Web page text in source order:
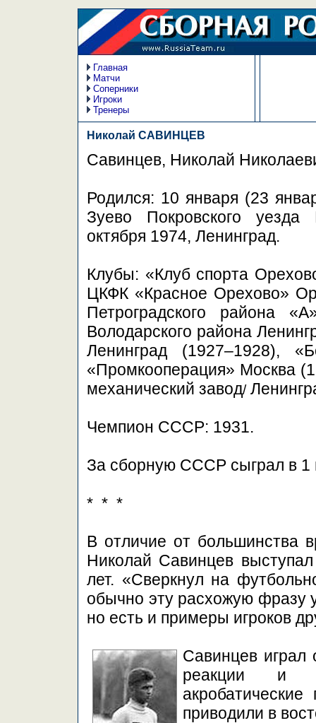
Главная
Матчи
Соперники
Игроки
Тренеры
Николай САВИНЦЕВ
Савинцев, Николай
Родился: 10 января (23
Зуево Покровского
октября 1974, Ленинград.
Клубы: «Клуб спорта
ЦКФК «Красное Орехово»
Петроградского района
Володарского района
Ленинград (1927–1928),
«Промкооперация» Москва
механический завод/
Чемпион СССР: 1931.
За сборную СССР сыграл в
* * *
В отличие от большинства
Николай Савинцев
лет. «Сверкнул на
обычно эту расхожую фразу
но есть и примеры игроков
Савинцев играл
реакции и
приводили в